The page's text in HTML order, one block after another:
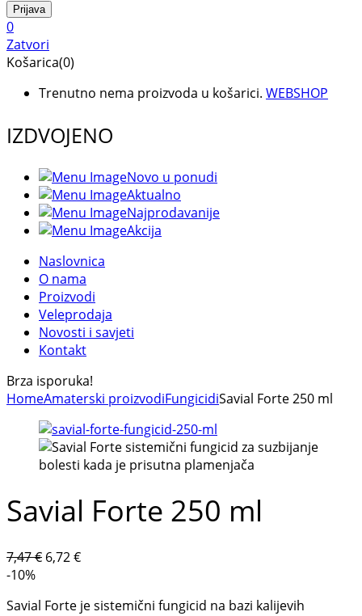
0
Zatvori
Košarica(0)
Trenutno nema proizvoda u košarici. WEBSHOP
IZDVOJENO
Novo u ponudi
Aktualno
Najprodavanije
Akcija
Naslovnica
O nama
Proizvodi
Veleprodaja
Novosti i savjeti
Kontakt
Brza isporuka!
HomeAmaterski proizvodiFungicidiSavial Forte 250 ml
Savial Forte 250 ml
7,47€ Izvorna
je:
6,72€Trenutna
6,72 €.
-10%
Savial Forte je sistemični fungicid na bazi kalijevih